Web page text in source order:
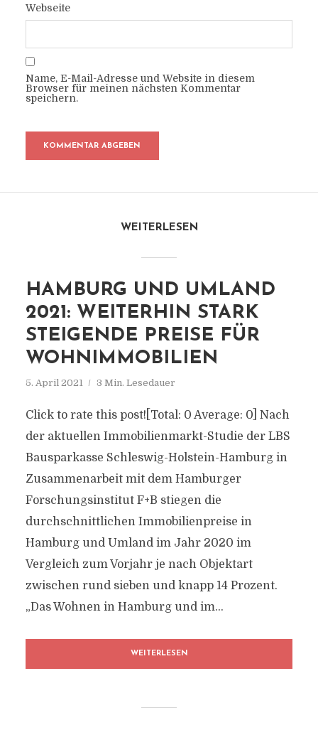
Webseite
Name, E-Mail-Adresse und Website in diesem
Browser für meinen nächsten Kommentar
speichern.
WEITERLESEN
HAMBURG UND UMLAND
2021: WEITERHIN STARK
STEIGENDE PREISE FÜR
WOHNIMMOBILIEN
5. April 2021 3 Min. Lesedauer
Click to rate this post![Total: 0 Average: 0] Nach
der aktuellen Immobilienmarkt-Studie der LBS
Bausparkasse Schleswig-Holstein-Hamburg in
Zusammenarbeit mit dem Hamburger
Forschungsinstitut F+B stiegen die
durchschnittlichen Immobilienpreise in
Hamburg und Umland im Jahr 2020 im
Vergleich zum Vorjahr je nach Objektart
zwischen rund sieben und knapp 14 Prozent.
„Das Wohnen in Hamburg und im...
WEITERLESEN